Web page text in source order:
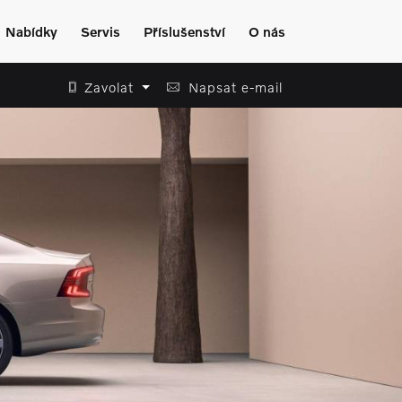
Nabídky Servis Příslušenství O nás
Zavolat Napsat e-mail